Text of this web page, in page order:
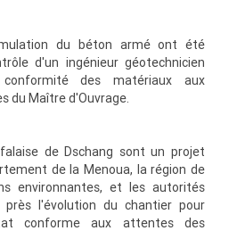
du béton armé ont été
d'un ingénieur géotechnicien
des matériaux aux
du Maître d'Ouvrage.
de Dschang sont un projet
de la Menoua, la région de
environnantes, et les autorités
l'évolution du chantier pour
conforme aux attentes des